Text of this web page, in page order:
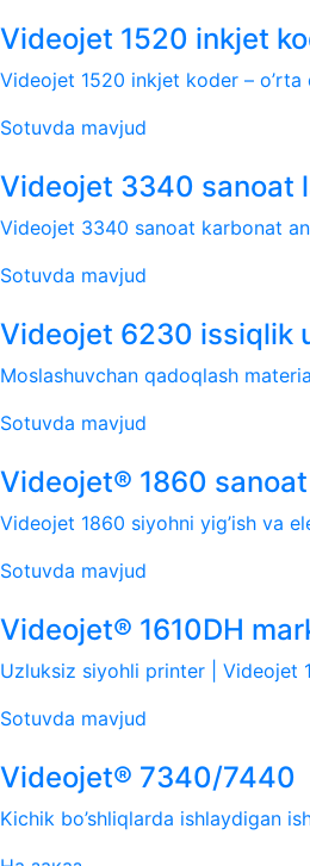
Videojet 1520 inkjet
Videojet 1520 inkjet koder –
Sotuvda mavjud
Videojet 3340 sanoat
Videojet 3340 sanoat karbonat
Sotuvda mavjud
Videojet 6230 issiqlik
Moslashuvchan qadoqlash
Sotuvda mavjud
Videojet® 1860
Videojet 1860 siyohni yig’ish va
Sotuvda mavjud
Videojet® 1610DH
Uzluksiz siyohli printer | Videojet
Sotuvda mavjud
Videojet® 7340/7440
Kichik bo’shliqlarda ishlaydigan